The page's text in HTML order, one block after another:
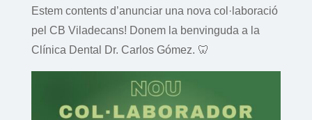
Estem contents d’anunciar una nova col·laboració
pel CB Viladecans! Donem la benvinguda a la
Clínica Dental Dr. Carlos Gómez. 🦷